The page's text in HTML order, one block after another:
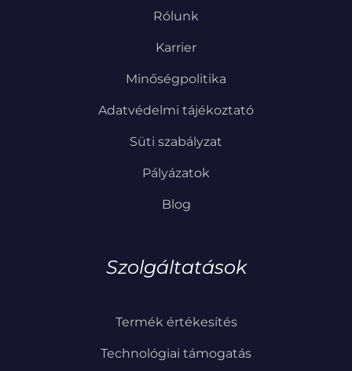
Rólunk
Karrier
Minőségpolitika
Adatvédelmi tájékoztató
Süti szabályzat
Pályázatok
Blog
Szolgáltatások
Termék értékesítés
Technológiai támogatás